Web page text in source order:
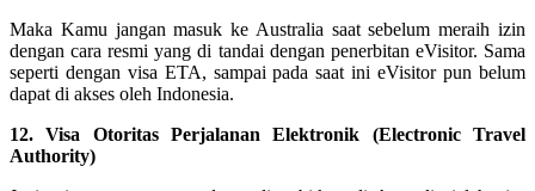
Maka Kamu jangan masuk ke Australia saat sebelum meraih izin
dengan cara resmi yang di tandai dengan penerbitan eVisitor. Sama
seperti dengan visa ETA, sampai pada saat ini eVisitor pun belum
dapat di akses oleh Indonesia.
12. Visa Otoritas Perjalanan Elektronik (Electronic Travel
Authority)